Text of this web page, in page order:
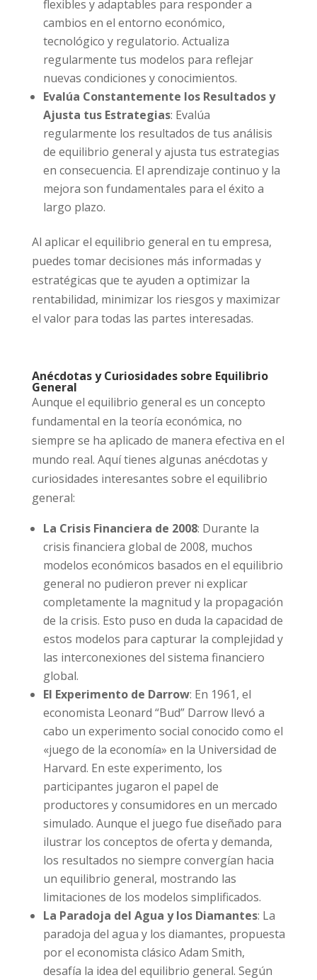
flexibles y adaptables para responder a
cambios en el entorno económico,
tecnológico y regulatorio. Actualiza
regularmente tus modelos para reflejar
nuevas condiciones y conocimientos.
Evalúa Constantemente los Resultados y
Ajusta tus Estrategias: Evalúa
regularmente los resultados de tus análisis
de equilibrio general y ajusta tus estrategias
en consecuencia. El aprendizaje continuo y la
mejora son fundamentales para el éxito a
largo plazo.
Al aplicar el equilibrio general en tu empresa,
puedes tomar decisiones más informadas y
estratégicas que te ayuden a optimizar la
rentabilidad, minimizar los riesgos y maximizar
el valor para todas las partes interesadas.
Anécdotas y Curiosidades sobre Equilibrio
General
Aunque el equilibrio general es un concepto
fundamental en la teoría económica, no
siempre se ha aplicado de manera efectiva en el
mundo real. Aquí tienes algunas anécdotas y
curiosidades interesantes sobre el equilibrio
general:
La Crisis Financiera de 2008: Durante la
crisis financiera global de 2008, muchos
modelos económicos basados en el equilibrio
general no pudieron prever ni explicar
completamente la magnitud y la propagación
de la crisis. Esto puso en duda la capacidad de
estos modelos para capturar la complejidad y
las interconexiones del sistema financiero
global.
El Experimento de Darrow: En 1961, el
economista Leonard “Bud” Darrow llevó a
cabo un experimento social conocido como el
«juego de la economía» en la Universidad de
Harvard. En este experimento, los
participantes jugaron el papel de
productores y consumidores en un mercado
simulado. Aunque el juego fue diseñado para
ilustrar los conceptos de oferta y demanda,
los resultados no siempre convergían hacia
un equilibrio general, mostrando las
limitaciones de los modelos simplificados.
La Paradoja del Agua y los Diamantes: La
paradoja del agua y los diamantes, propuesta
por el economista clásico Adam Smith,
desafía la idea del equilibrio general. Según